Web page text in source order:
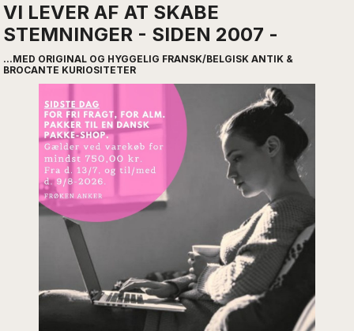
VI LEVER AF AT SKABE
STEMNINGER - SIDEN 2007 -
...MED ORIGINAL OG HYGGELIG FRANSK/BELGISK ANTIK &
BROCANTE KURIOSITETER